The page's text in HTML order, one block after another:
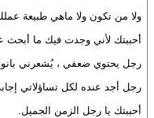
ولا من تكون ولا ماهي طبيعة
أحببتك لأني وجدت فيك ما أبحث
رجل يحتوي ضعفي ، يُشعرني
رجل أجد عنده لكل تساؤلاتي
أحببتك يا رجل الزمن الجميل.